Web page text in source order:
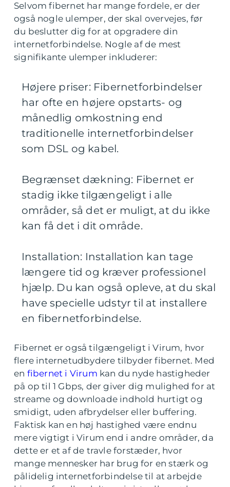
Selvom fibernet har mange fordele, er der
også nogle ulemper, der skal overvejes, før
du beslutter dig for at opgradere din
internetforbindelse. Nogle af de mest
signifikante ulemper inkluderer:
Højere priser: Fibernetforbindelser
har ofte en højere opstarts- og
månedlig omkostning end
traditionelle internetforbindelser
som DSL og kabel.
Begrænset dækning: Fibernet er
stadig ikke tilgængeligt i alle
områder, så det er muligt, at du ikke
kan få det i dit område.
Installation: Installation kan tage
længere tid og kræver professionel
hjælp. Du kan også opleve, at du skal
have specielle udstyr til at installere
en fibernetforbindelse.
Fibernet er også tilgængeligt i Virum, hvor
flere internetudbydere tilbyder fibernet. Med
en fibernet i Virum kan du nyde hastigheder
på op til 1 Gbps, der giver dig mulighed for at
streame og downloade indhold hurtigt og
smidigt, uden afbrydelser eller buffering.
Faktisk kan en høj hastighed være endnu
mere vigtigt i Virum end i andre områder, da
dette er et af de travle forstæder, hvor
mange mennesker har brug for en stærk og
pålidelig internetforbindelse til at arbejde